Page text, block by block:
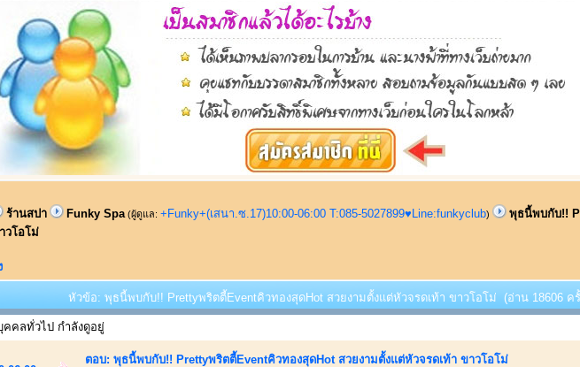
ร้านสปา Funky Spa (ผู้ดูแล: +Funky+(เสนา.ซ.17)10:00-06:00 T:085-5027899♥Line:funkyclub)
พุธนี้พบกับ!!
วโอโม่
หัวข้อ: พุธนี้พบกับ!! Prettyพริตตี้EventคิวทองสุดHot สวยงามตั้งแต่หัวจรดเท้า ขาวโอโม่ (อ่าน 18606 ค
คลทั่วไป กำลังดูอยู่
ตอบ: พุธนี้พบกับ!! Prettyพริตตี้EventคิวทองสุดHot สวยงามตั้งแต่หัวจรดเท้า ขาวโอโม่